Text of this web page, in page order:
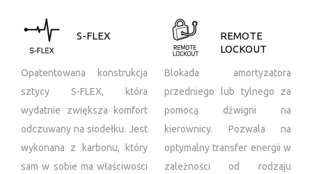
S-FLEX
Opatentowana konstrukcja
sztycy S-FLEX, która
wydatnie zwiększa komfort
odczuwany na siodełku. Jest
wykonana z karbonu, który
sam w sobie ma właściwości
REMOTE
LOCKOUT
Blokada amortyzatora
przedniego lub tylnego za
pomocą dźwigni na
kierownicy. Pozwala na
optymalny transfer energii w
zależności od rodzaju